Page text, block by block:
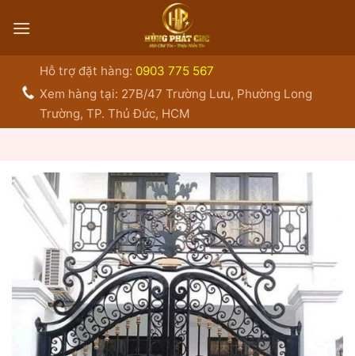
qua
Hỗ trợ đặt hàng: 0903 775 567
Xem hàng tại: 27B/47 Trường Lưu, Phường Long
Trường, TP. Thủ Đức, HCM